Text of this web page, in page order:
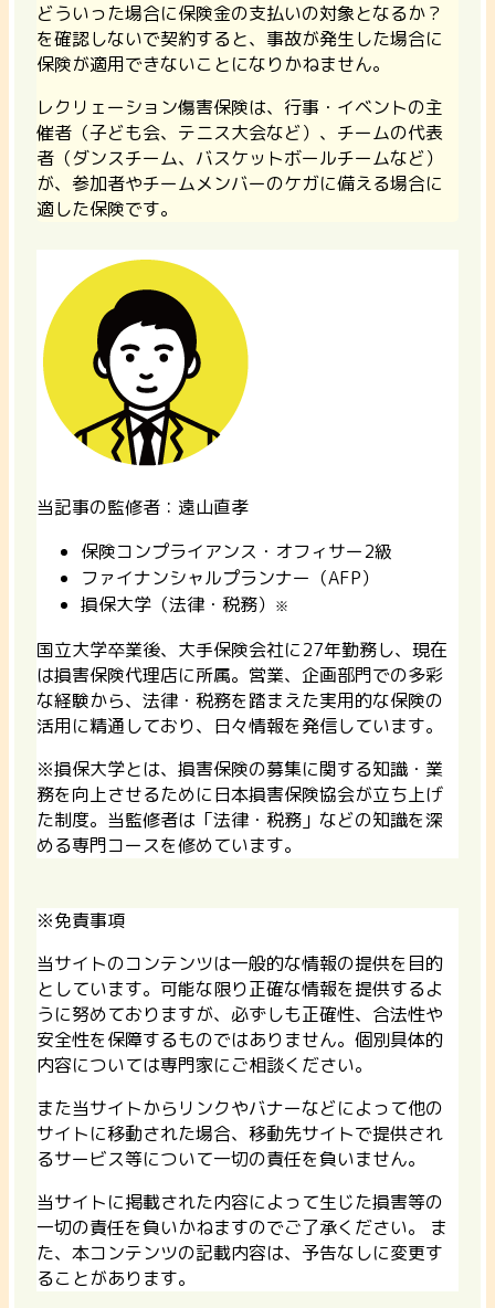
どういった場合に保険金の支払いの対象となるか？
を確認しないで契約すると、事故が発生した場合に
保険が適用できないことになりかねません。
レクリェーション傷害保険は、行事・イベントの主
催者（子ども会、テニス大会など）、チームの代表
者（ダンスチーム、バスケットボールチームなど）
が、参加者やチームメンバーのケガに備える場合に
適した保険です。
当記事の監修者：遠山直孝
保険コンプライアンス・オフィサー2級
ファイナンシャルプランナー（AFP）
損保大学（法律・税務） ※
国立大学卒業後、大手保険会社に27年勤務し、現在
は損害保険代理店に所属。営業、企画部門での多彩
な経験から、法律・税務を踏まえた実用的な保険の
活用に精通しており、日々情報を発信しています。
※損保大学とは、損害保険の募集に関する知識・業
務を向上させるために日本損害保険協会が立ち上げ
た制度。当監修者は「法律・税務」などの知識を深
める専門コースを修めています。
※免責事項
当サイトのコンテンツは一般的な情報の提供を目的
としています。可能な限り正確な情報を提供するよ
うに努めておりますが、必ずしも正確性、合法性や
安全性を保障するものではありません。個別具体的
内容については専門家にご相談ください。
また当サイトからリンクやバナーなどによって他の
サイトに移動された場合、移動先サイトで提供され
るサービス等について一切の責任を負いません。
当サイトに掲載された内容によって生じた損害等の
一切の責任を負いかねますのでご了承ください。 ま
た、本コンテンツの記載内容は、予告なしに変更す
ることがあります。